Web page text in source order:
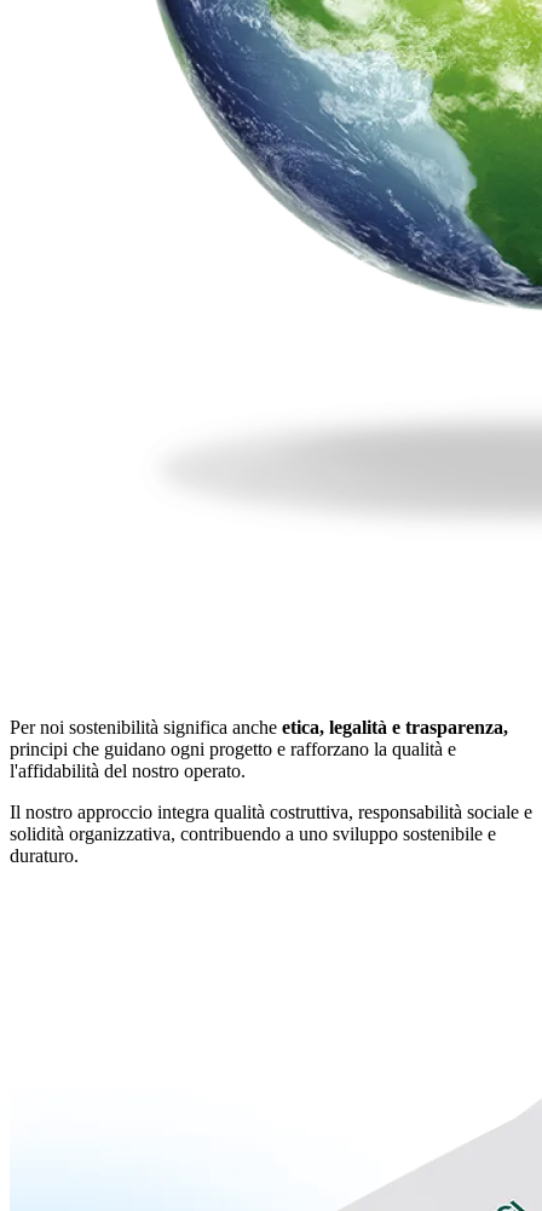
Per noi sostenibilità significa anche etica, legalità e trasparenza,
principi che guidano ogni progetto e rafforzano la qualità e
l'affidabilità del nostro operato.
Il nostro approccio integra qualità costruttiva, responsabilità sociale e
solidità organizzativa, contribuendo a uno sviluppo sostenibile e
duraturo.